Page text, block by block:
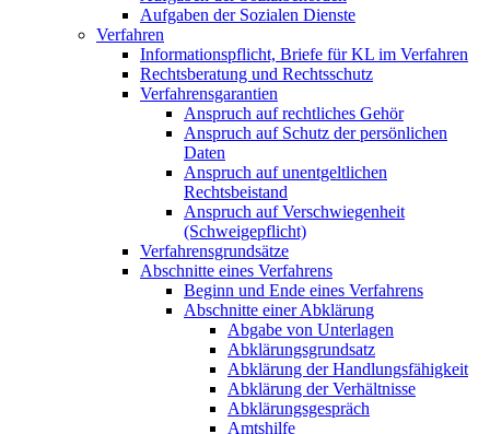
Aufgaben der Sozialen Dienste
Verfahren
Informationspflicht, Briefe für KL im Verfahren
Rechtsberatung und Rechtsschutz
Verfahrensgarantien
Anspruch auf rechtliches Gehör
Anspruch auf Schutz der persönlichen
Daten
Anspruch auf unentgeltlichen
Rechtsbeistand
Anspruch auf Verschwiegenheit
(Schweigepflicht)
Verfahrensgrundsätze
Abschnitte eines Verfahrens
Beginn und Ende eines Verfahrens
Abschnitte einer Abklärung
Abgabe von Unterlagen
Abklärungsgrundsatz
Abklärung der Handlungsfähigkeit
Abklärung der Verhältnisse
Abklärungsgespräch
Amtshilfe